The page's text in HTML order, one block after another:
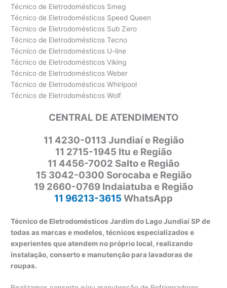
Técnico de Eletrodomésticos Smeg
Técnico de Eletrodomésticos Speed Queen
Técnico de Eletrodomésticos Sub Zero
Técnico de Eletrodomésticos Tecno
Técnico de Eletrodomésticos U-line
Técnico de Eletrodomésticos Viking
Técnico de Eletrodomésticos Weber
Técnico de Eletrodomésticos Whirlpool
Técnico de Eletrodomésticos Wolf
CENTRAL DE ATENDIMENTO
11 4230-0113 Jundiaí e Região
11 2715-1945 Itu e Região
11 4456-7002 Salto e Região
15 3042-0300 Sorocaba e Região
19 2660-0769 Indaiatuba e Região
11 96213-3615 WhatsApp
Técnico de Eletrodomésticos Jardim do Lago Jundiaí SP de
todas as marcas e modelos, técnicos especializados e
experientes que atendem no próprio local, realizando
instalação, conserto e manutenção para lavadoras de
roupas.